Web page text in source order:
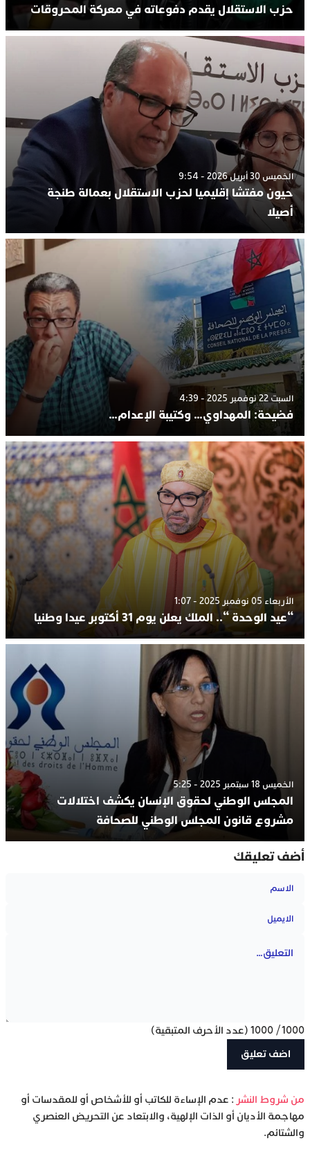
حزب الاستقلال يقدم دفوعاته في معركة المحروقات
الخميس 30 أبريل 2026 - 9:54
حيون مفتشا إقليميا لحزب الاستقلال بعمالة طنجة
أصيلا
السبت 22 نوفمبر 2025 - 4:39
فضيحة: المهداوي… وكتيبة الإعدام…
الأربعاء 05 نوفمبر 2025 - 1:07
“عيد الوحدة “.. الملك يعلن يوم 31 أكتوبر عيدا وطنيا
الخميس 18 سبتمبر 2025 - 5:25
المجلس الوطني لحقوق الإنسان يكشف اختلالات
مشروع قانون المجلس الوطني للصحافة
أضف تعليقك
1000
/
1000 (عدد الأحرف المتبقية)
‫من شروط النشر : عدم الإساءة للكاتب أو للأشخاص أو للمقدسات أو
مهاجمة الأديان أو الذات الإلهية، والابتعاد عن التحريض العنصري
والشتائم.